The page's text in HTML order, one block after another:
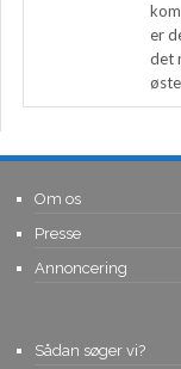
er
det
Om os
Presse
Annoncering
Sådan søger vi?